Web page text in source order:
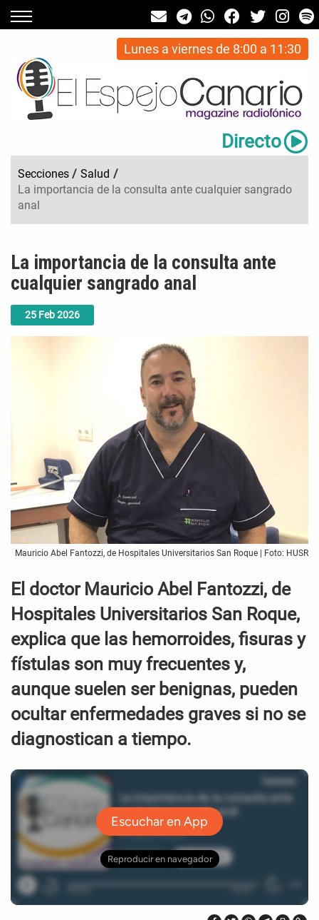
Lunes a viernes de 8:00 a 11:30
Directo
Secciones / Salud /
La importancia de la consulta ante cualquier sangrado
anal
25 Feb2026
La importancia de la consulta ante
cualquier sangrado anal
Mauricio Abel Fantozzi, de Hospitales Universitarios San Roque | Foto: HUSR
El doctor Mauricio Abel Fantozzi, de
Hospitales Universitarios San Roque,
explica que las hemorroides, fisuras y
fístulas son muy frecuentes y,
aunque suelen ser benignas, pueden
ocultar enfermedades graves si no se
diagnostican a tiempo.